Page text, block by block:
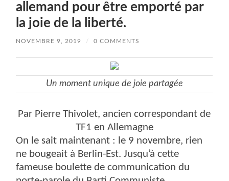
allemand pour être emporté par
la joie de la liberté.
NOVEMBRE 9, 2019 / 0 COMMENTS
Un moment unique de joie partagée
Par Pierre Thivolet, ancien correspondant de
TF1 en Allemagne
On le sait maintenant : le 9 novembre, rien
ne bougeait à Berlin-Est. Jusqu’à cette
fameuse boulette de communication du